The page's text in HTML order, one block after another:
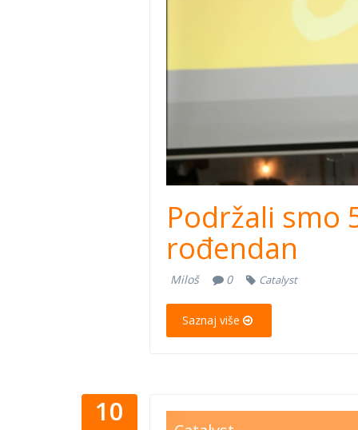
Podržali smo
rođendan
Miloš 0 Catalyst
Saznaj više
10